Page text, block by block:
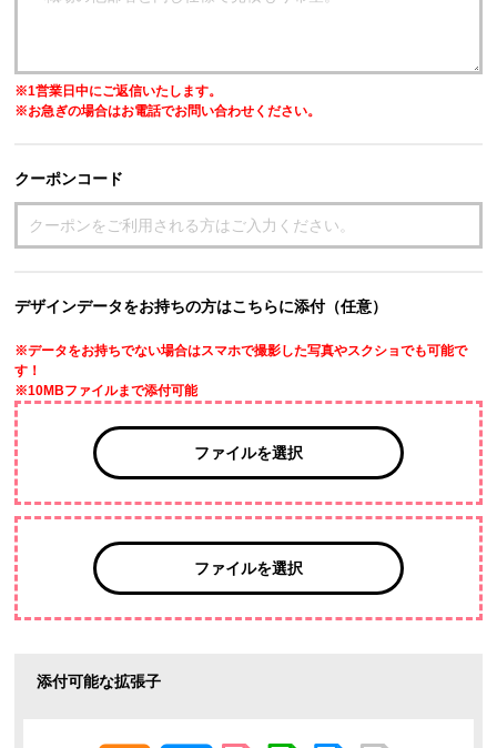
※1営業日中にご返信いたします。
※お急ぎの場合はお電話でお問い合わせください。
クーポンコード
デザインデータをお持ちの方はこちらに添付（任意）
※データをお持ちでない場合はスマホで撮影した写真やスクショでも可能で
す！
※10MBファイルまで添付可能
ファイルを選択
ファイルを選択
添付可能な拡張子